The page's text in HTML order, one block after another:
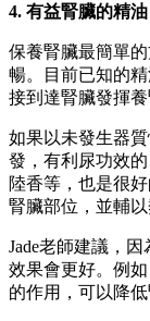
4. 有益腎臟的精油
保養腎臟最簡單
暢。目前已知的
接到達腎臟發揮
如果以未發生器
發，有利尿功效
陸香等，也是很
腎臟部位，並輔以
Jade老師建議，
效果會更好。例
的作用，可以降低